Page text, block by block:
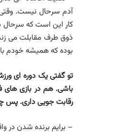
آدم سرحال نیست.
کار این است که
ذوق طرف مقابلت می
بوده که همیشه خودم
تو گفتی یک دوره ای
باشی. هم در بازی
رقابت جویی داری. پس
– برایم برنده شدن در